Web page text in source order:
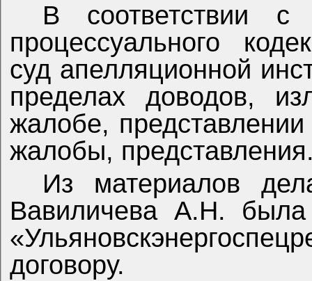
В соответствии с
процессуального
суд апелляционной
пределах доводов,
жалобе,
жалобы,
Из материалов
Вавиличева А.Н.
договору.